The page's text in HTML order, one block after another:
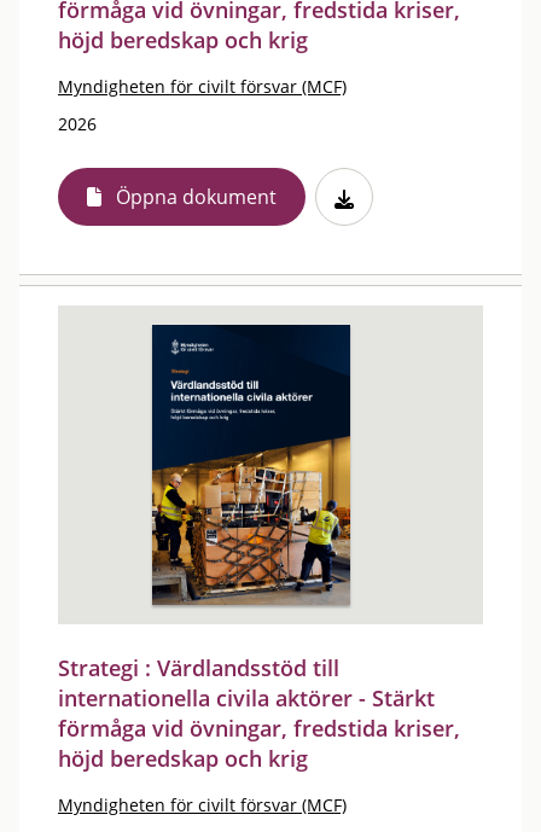
förmåga vid övningar, fredstida kriser,
höjd beredskap och krig
Myndigheten för civilt försvar (MCF)
2026
Öppna dokument
Strategi : Värdlandsstöd till
internationella civila aktörer - Stärkt
förmåga vid övningar, fredstida kriser,
höjd beredskap och krig
Myndigheten för civilt försvar (MCF)